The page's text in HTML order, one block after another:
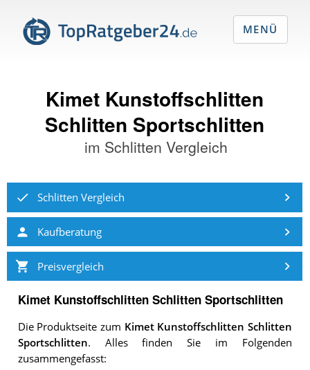
Kimet Kunstoffschlitten
Schlitten Sportschlitten
im Schlitten Vergleich
Schlitten Vergleich
Kaufberatung
Preisvergleich
Kimet Kunstoffschlitten Schlitten Sportschlitten
Die Produktseite zum Kimet Kunstoffschlitten Schlitten
Sportschlitten. Alles finden Sie im Folgenden
zusammengefasst:
MENÜ